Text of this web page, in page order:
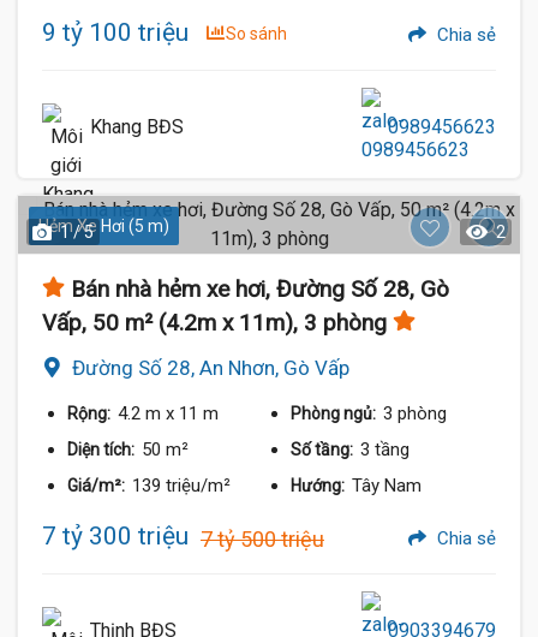
9 tỷ 100 triệu So sánh Chia sẻ
Khang BĐS 0989456623
Hẻm Xe Hơi (5 m)
1 / 5 2
Bán nhà hẻm xe hơi, Đường Số 28, Gò
Vấp, 50 m² (4.2m x 11m), 3 phòng
Đường Số 28, An Nhơn, Gò Vấp
Rộng: 4.2 m x 11 m Phòng ngủ: 3 phòng
Diện tích: 50 m² Số tầng: 3 tầng
Giá/m²: 139 triệu/m² Hướng: Tây Nam
7 tỷ 300 triệu 7 tỷ 500 triệu Chia sẻ
Thịnh BĐS 0903394679